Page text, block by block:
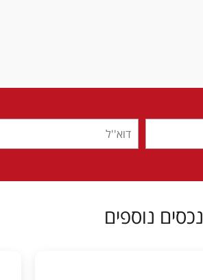
נכסים נוספים